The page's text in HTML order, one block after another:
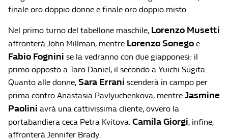
finale oro doppio donne e finale oro doppio misto
Nel primo turno del tabellone maschile, Lorenzo Musetti
affronterà John Millman, mentre Lorenzo Sonego e
Fabio Fognini se la vedranno con due giapponesi: il
primo opposto a Taro Daniel, il secondo a Yuichi Sugita.
Quanto alle donne, Sara Errani scenderà in campo per
prima contro Anastasia Pavlyuchenkova, mentre Jasmine
Paolini avrà una cattivissima cliente, ovvero la
portabandiera ceca Petra Kvitova. Camila Giorgi, infine,
affronterà Jennifer Brady.